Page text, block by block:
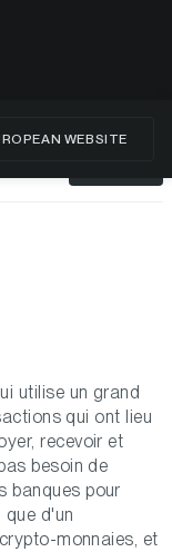
utilise un grand
qui ont lieu
recevoir et
besoin de
banques pour
d'un
monnaies, et
WEBSITE